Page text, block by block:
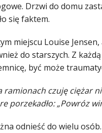
Drzwi do domu
się faktem.
miejscu Louise
do starszych. Z
być może
ramionach czuję ciężar
porzekadło: „Powróz
odnieść do wielu